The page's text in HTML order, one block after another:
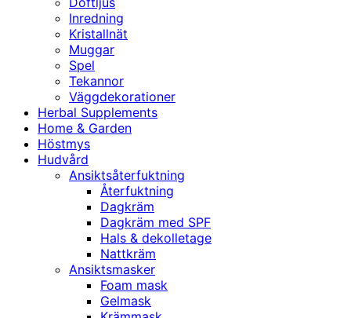
Inredning
Kristallnät
Muggar
Spel
Tekannor
Väggdekorationer
Herbal Supplements
Home & Garden
Höstmys
Hudvård
Ansiktsåterfuktning
Återfuktning
Dagkräm
Dagkräm med SPF
Hals & dekolletage
Nattkräm
Ansiktsmasker
Foam mask
Gelmask